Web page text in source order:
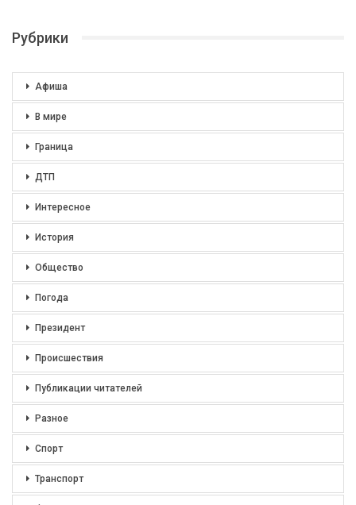
Рубрики
Афиша
В мире
Граница
ДТП
Интересное
История
Общество
Погода
Президент
Происшествия
Публикации читателей
Разное
Спорт
Транспорт